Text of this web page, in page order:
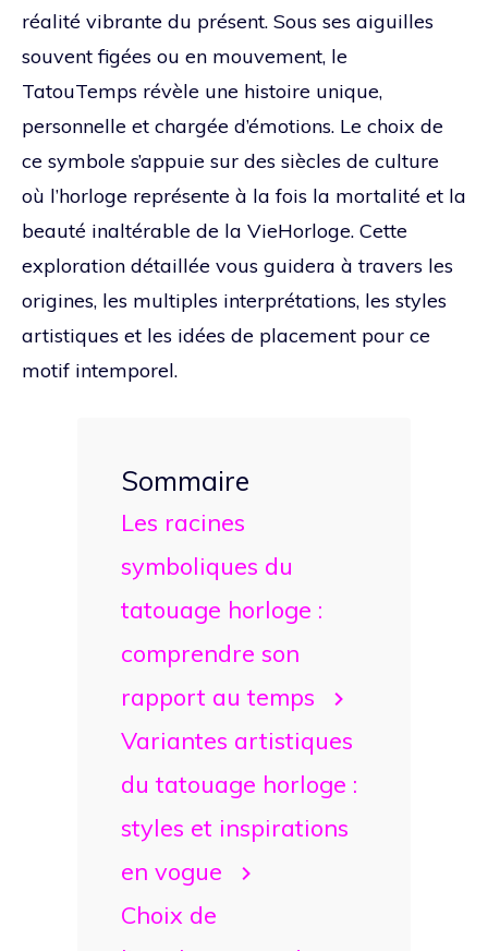
réalité vibrante du présent. Sous ses aiguilles
souvent figées ou en mouvement, le
TatouTemps révèle une histoire unique,
personnelle et chargée d’émotions. Le choix de
ce symbole s’appuie sur des siècles de culture
où l’horloge représente à la fois la mortalité et la
beauté inaltérable de la VieHorloge. Cette
exploration détaillée vous guidera à travers les
origines, les multiples interprétations, les styles
artistiques et les idées de placement pour ce
motif intemporel.
Sommaire
Les racines
symboliques du
tatouage horloge :
comprendre son
rapport au temps
Variantes artistiques
du tatouage horloge :
styles et inspirations
en vogue
Choix de